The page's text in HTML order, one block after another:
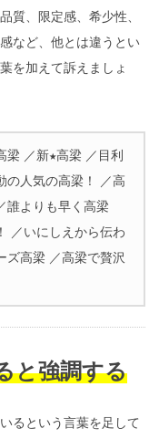
質、限定感、希少性、
など、他とは違うとい
を加えて訴えましょ
梁 ／新★高梁 ／目利
の人気の高梁！ ／高
誰よりも早く高梁
／いにしえから伝わ
ズ高梁 ／高梁で贅沢
と強調する
るという言葉を足して